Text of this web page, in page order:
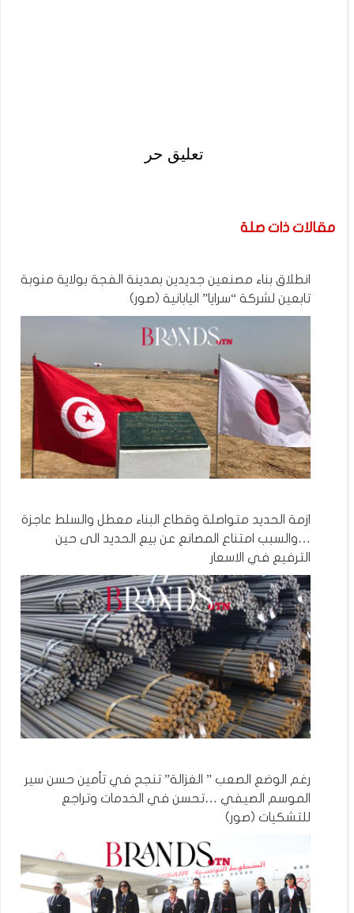
تعليق حر
مقالات ذات صلة
انطلاق بناء مصنعين جديدين بمدينة الفجة بولاية منوبة
تابعين لشركة “سرايا” اليابانية (صور)
ازمة الحديد متواصلة وقطاع البناء معطل والسلط عاجزة
…والسبب امتناع المصانع عن بيع الحديد الى حين
الترفيع في الاسعار
رغم الوضع الصعب ” الغزالة” تنجح في تأمين حسن سير
الموسم الصيفي …تحسن في الخدمات وتراجع
للتشكيات (صور)